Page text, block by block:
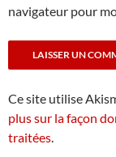
navigateur pour
Ce site utilise
plus sur la façon
traitées